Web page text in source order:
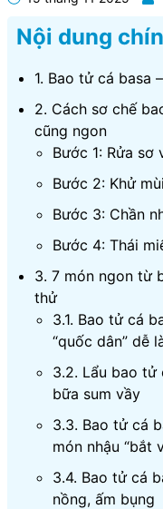
Nội dung
1. Bao tử cá basa
2. Cách sơ chế
cũng ngon
Bước 1: Rửa sơ
Bước 2: Khử
Bước 3: Chần
Bước 4: Thái
3. 7 món ngon từ
thử
3.1. Bao tử cá
“quốc dân” dễ
3.2. Lẩu bao tử
bữa sum vầy
3.3. Bao tử cá
món nhậu “bắt
3.4. Bao tử cá
nồng, ấm bụng